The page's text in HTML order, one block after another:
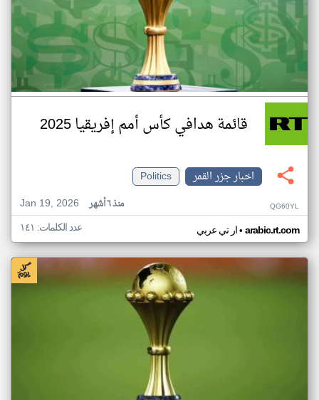
قائمة هدافي كأس أمم إفريقيا 2025
اخبار جزر القمر
Politics
Jan 19, 2026
منذ ٦ أشهر QG60YL
ار تي عربي• arabic.rt.com عدد الكلمات: ١٤١